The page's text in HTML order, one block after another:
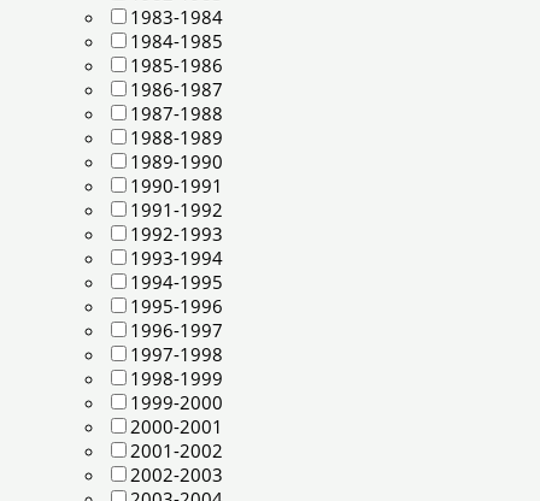
1983-1984
1984-1985
1985-1986
1986-1987
1987-1988
1988-1989
1989-1990
1990-1991
1991-1992
1992-1993
1993-1994
1994-1995
1995-1996
1996-1997
1997-1998
1998-1999
1999-2000
2000-2001
2001-2002
2002-2003